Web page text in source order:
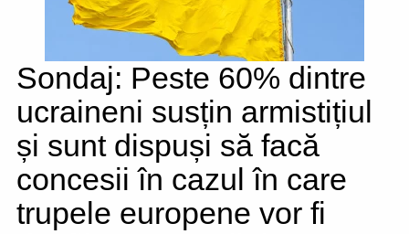
Sondaj: Peste 60% dintre
ucraineni susțin armistițiul
și sunt dispuși să facă
concesii în cazul în care
trupele europene vor fi